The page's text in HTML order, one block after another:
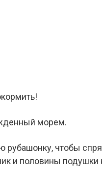
морем.
чтобы
и половины подушки